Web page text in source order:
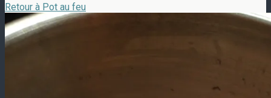
Retour à Pot au feu